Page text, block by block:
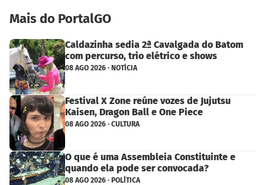
Mais do PortalGO
Caldazinha sedia 2ª Cavalgada do Batom
com percurso, trio elétrico e shows
08 AGO 2026 · NOTÍCIA
Festival X Zone reúne vozes de Jujutsu
Kaisen, Dragon Ball e One Piece
08 AGO 2026 · CULTURA
O que é uma Assembleia Constituinte e
quando ela pode ser convocada?
08 AGO 2026 · POLÍTICA